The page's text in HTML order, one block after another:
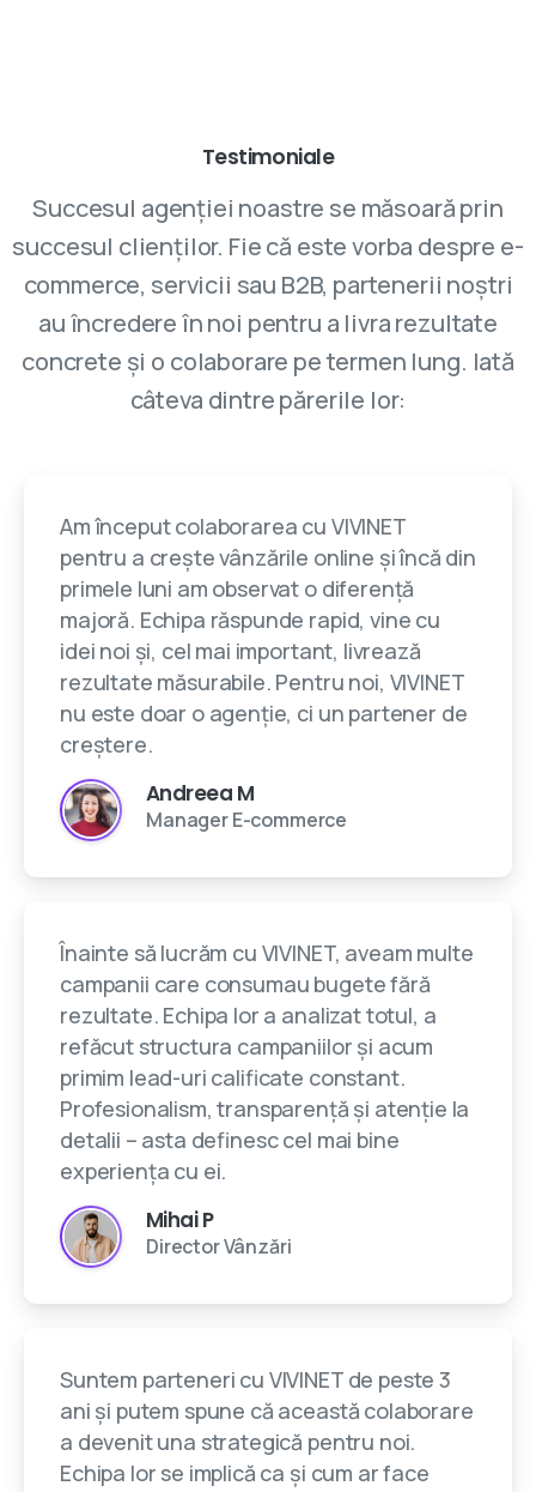
Testimoniale
Succesul agenției noastre se măsoară prin
succesul clienților. Fie că este vorba despre e-
commerce, servicii sau B2B, partenerii noștri
au încredere în noi pentru a livra rezultate
concrete și o colaborare pe termen lung. Iată
câteva dintre părerile lor:
Am început colaborarea cu VIVINET
pentru a crește vânzările online și încă din
primele luni am observat o diferență
majoră. Echipa răspunde rapid, vine cu
idei noi și, cel mai important, livrează
rezultate măsurabile. Pentru noi, VIVINET
nu este doar o agenție, ci un partener de
creștere.
Andreea M
Manager E-commerce
Înainte să lucrăm cu VIVINET, aveam multe
campanii care consumau bugete fără
rezultate. Echipa lor a analizat totul, a
refăcut structura campaniilor și acum
primim lead-uri calificate constant.
Profesionalism, transparență și atenție la
detalii – asta definesc cel mai bine
experiența cu ei.
Mihai P
Director Vânzări
Suntem parteneri cu VIVINET de peste 3
ani și putem spune că această colaborare
a devenit una strategică pentru noi.
Echipa lor se implică ca și cum ar face